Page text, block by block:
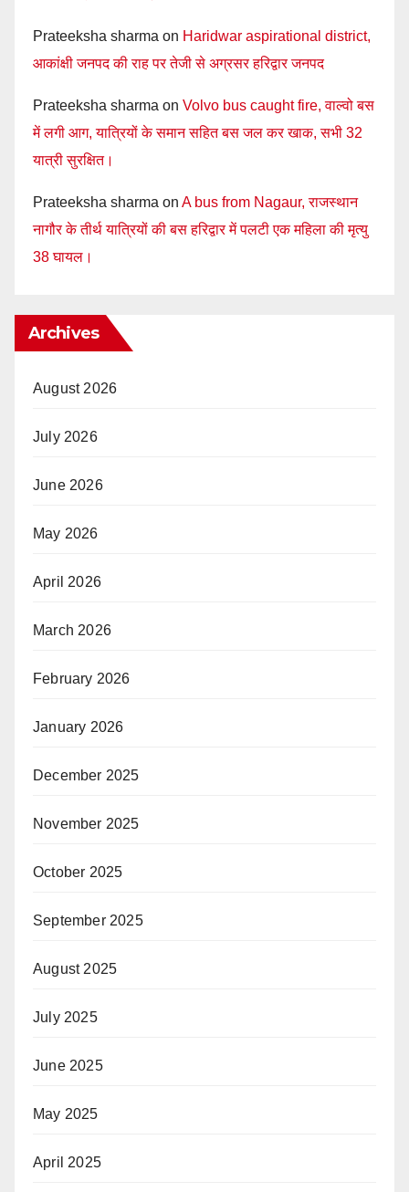
Prateeksha sharma on Haridwar aspirational district,
आकांक्षी जनपद की राह पर तेजी से अग्रसर हरिद्वार जनपद
Prateeksha sharma on Volvo bus caught fire, वाल्वो बस
में लगी आग, यात्रियों के समान सहित बस जल कर खाक, सभी 32
यात्री सुरक्षित।
Prateeksha sharma on A bus from Nagaur, राजस्थान
नागौर के तीर्थ यात्रियों की बस हरिद्वार में पलटी एक महिला की मृत्यु
38 घायल।
Archives
August 2026
July 2026
June 2026
May 2026
April 2026
March 2026
February 2026
January 2026
December 2025
November 2025
October 2025
September 2025
August 2025
July 2025
June 2025
May 2025
April 2025